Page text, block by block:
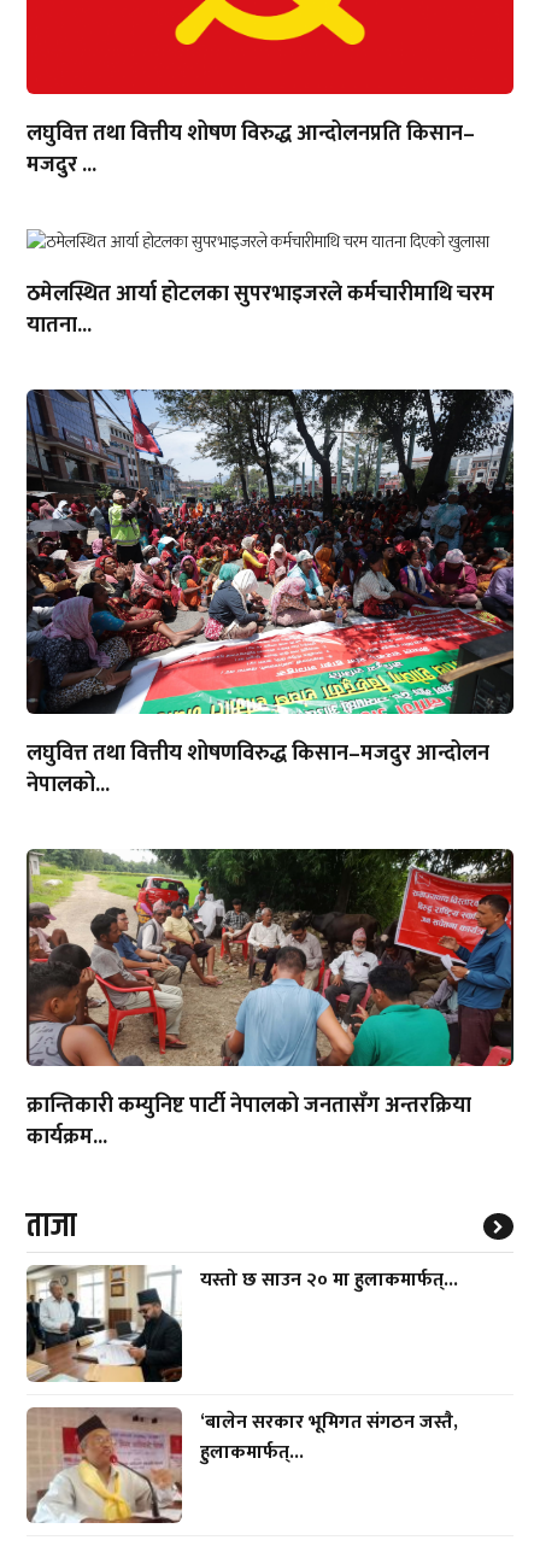
लघुवित्त तथा वित्तीय शोषण विरुद्ध आन्दोलनप्रति किसान–
मजदुर ...
ठमेलस्थित आर्या होटलका सुपरभाइजरले कर्मचारीमाथि चरम
यातना...
लघुवित्त तथा वित्तीय शोषणविरुद्ध किसान–मजदुर आन्दोलन
नेपालको...
क्रान्तिकारी कम्युनिष्ट पार्टी नेपालको जनतासँग अन्तरक्रिया
कार्यक्रम...
ताजा
यस्तो छ साउन २० मा हुलाकमार्फत्...
‘बालेन सरकार भूमिगत संगठन जस्तै,
हुलाकमार्फत्...